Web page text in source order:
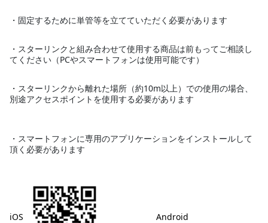
・固定するために単管等を立てていただく必要があります
・スターリンクと組み合わせて使用する商品は前もってご相談し
てください（PCやスマートフォンは使用可能です）
・スターリンクから離れた場所（約10m以上）での使用の場合、
別途アクセスポイントを使用する必要があります
・スマートフォンに専用のアプリケーションをインストールして
頂く必要があります
iOS Android